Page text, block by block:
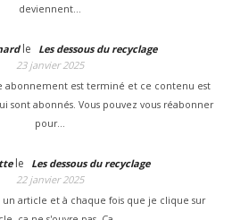
deviennent…
le
Les dessous du recyclage
23 janvier 2025
abonnement est terminé et ce contenu est
sont abonnés. Vous pouvez vous réabonner
pour…
le
Les dessous du recyclage
22 janvier 2025
un article et à chaque fois que je clique sur